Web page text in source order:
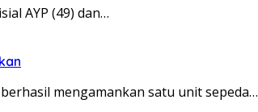
AYP (49) dan…
mengamankan satu unit sepeda…